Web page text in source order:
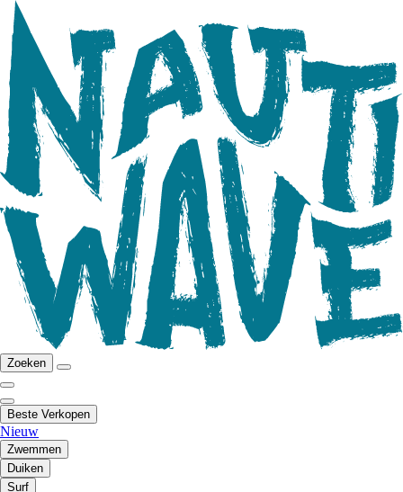
Zoeken
Beste Verkopen
Nieuw
Zwemmen
Duiken
Surf